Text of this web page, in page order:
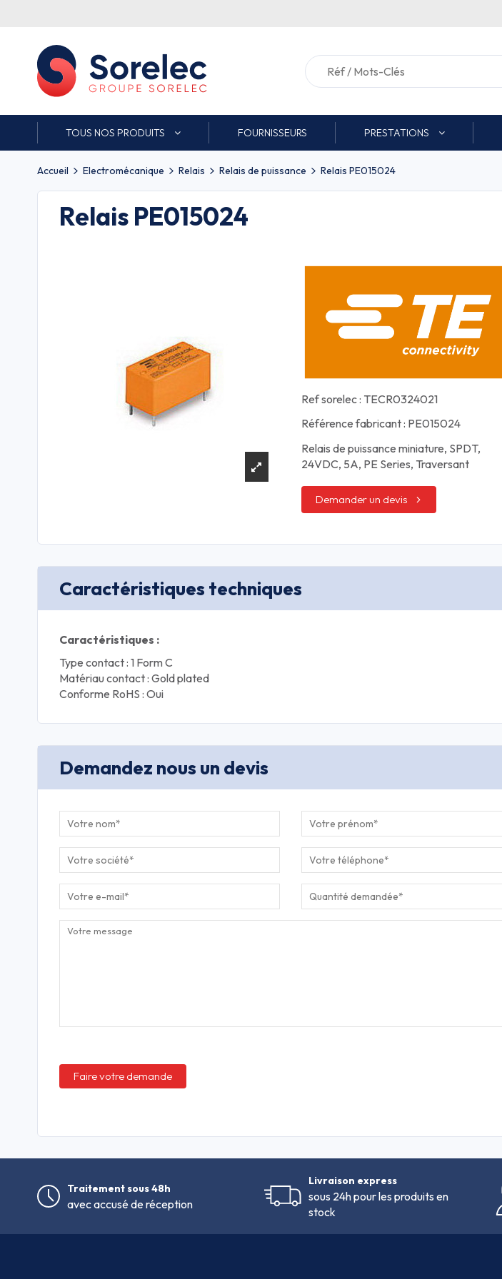
TOUS NOS PRODUITS FOURNISSEURS PRESTATIONS
Accueil Electromécanique Relais Relais de puissance Relais PE015024
Relais PE015024
Ref sorelec : TECR0324021
Référence fabricant : PE015024
Relais de puissance miniature, SPDT,
24VDC, 5A, PE Series, Traversant
Demander un devis
Caractéristiques techniques
Caractéristiques :
Type contact : 1 Form C
Matériau contact : Gold plated
Conforme RoHS : Oui
Demandez nous un devis
Traitement sous 48h
avec accusé de réception
Livraison express
sous 24h pour les produits en
stock